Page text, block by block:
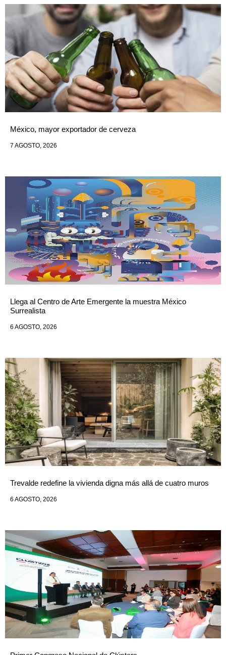
México, mayor exportador de cerveza
7 AGOSTO, 2026
Llega al Centro de Arte Emergente la muestra México
Surrealista
6 AGOSTO, 2026
Trevalde redefine la vivienda digna más allá de cuatro muros
6 AGOSTO, 2026